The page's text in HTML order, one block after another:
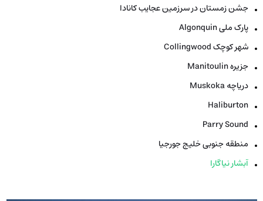
جشن زمستان در سرزمین عجایب کانادا
پارک ملی Algonquin
شهر کوچک Collingwood
جزیره Manitoulin
دریاچه Muskoka
Haliburton
Parry Sound
منطقه جنوبی خلیج جورجیا
آبشار نیاگارا